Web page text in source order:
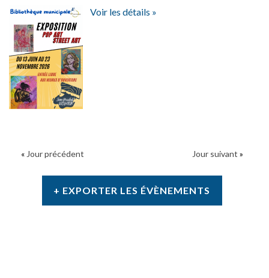
Voir les détails »
« Jour précédent Jour suivant »
+ EXPORTER LES ÉVÈNEMENTS